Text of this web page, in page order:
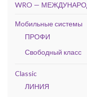
WRO —
Мобильные системы
ПРОФИ
Свободный класс
Classic
ЛИНИЯ